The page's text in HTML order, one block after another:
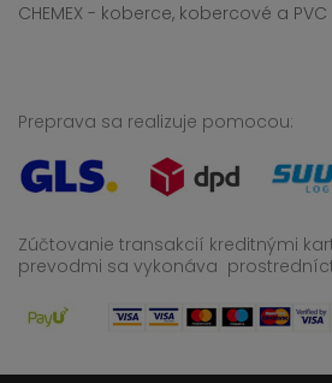
CHEMEX - koberce, kobercové a
Preprava sa realizuje pomocou:
Zúčtovanie transakcií kreditnými
prevodmi sa vykonáva